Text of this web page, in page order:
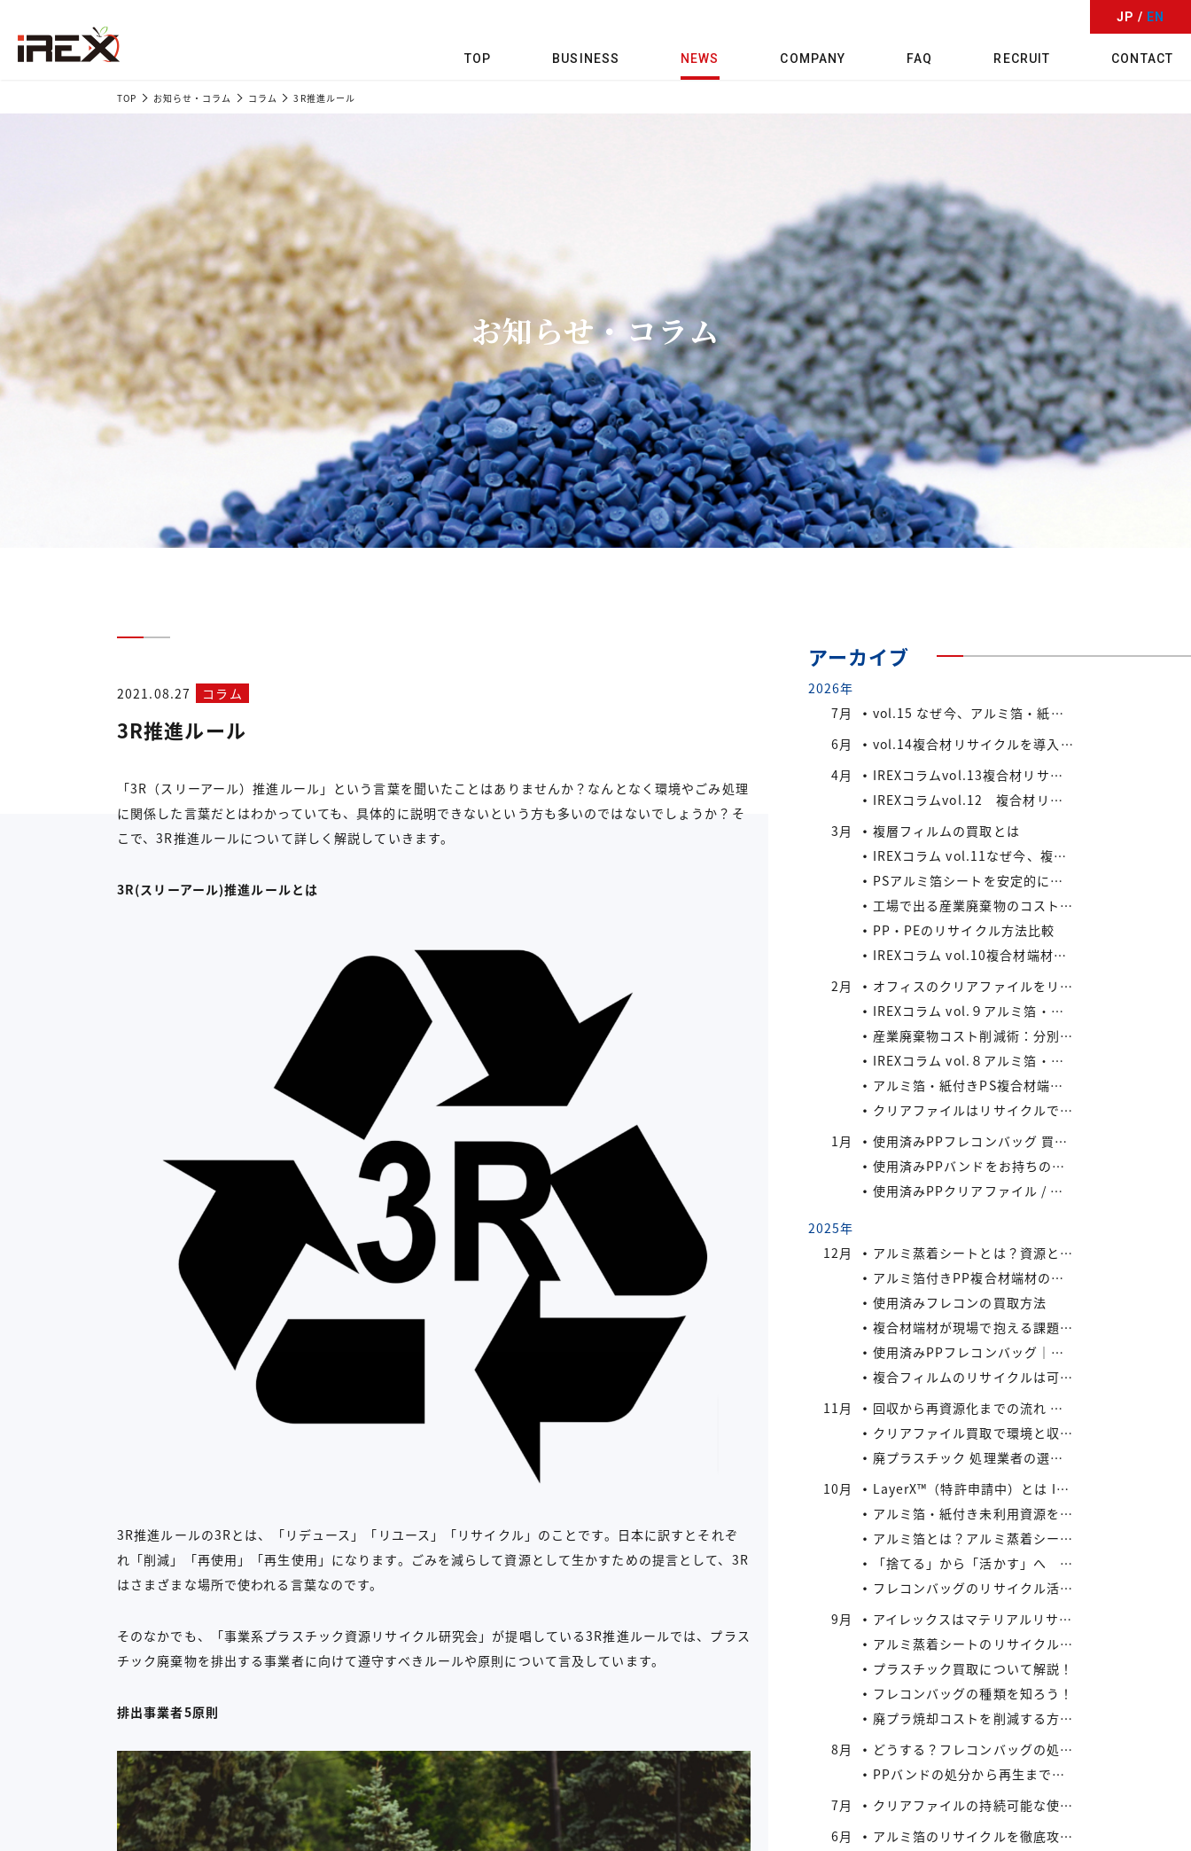
TOP BUSINESS NEWS COMPANY FAQ RECRUIT CONTACT
JP / EN
TOP お知らせ・コラム コラム 3R推進ルール
お知らせ・コラム
2021.08.27 コラム
3R推進ルール
「3R（スリーアール）推進ルール」という言葉を聞いたことはありませんか？なんとなく環境やごみ処理
に関係した言葉だとはわかっていても、具体的に説明できないという方も多いのではないでしょうか？そ
こで、3R推進ルールについて詳しく解説していきます。
3R(スリーアール)推進ルールとは
3R推進ルールの3Rとは、「リデュース」「リユース」「リサイクル」のことです。日本に訳すとそれぞ
れ「削減」「再使用」「再生使用」になります。ごみを減らして資源として生かすための提言として、3R
はさまざまな場所で使われる言葉なのです。
そのなかでも、「事業系プラスチック資源リサイクル研究会」が提唱している3R推進ルールでは、プラス
チック廃棄物を排出する事業者に向けて遵守すべきルールや原則について言及しています。
排出事業者5原則
アーカイブ
2026年
7月
vol.15 なぜ今、アルミ箔・紙付きPS/PP複合材端材が注目されているのか
6月
vol.14複合材リサイクルを導入する際の検討ポイント
4月
IREXコラムvol.13複合材リサイクルにおける課題と今後の展望
IREXコラムvol.12 複合材リサイクルの将来性と市場拡大の可能性
3月
複層フィルムの買取とは
IREXコラム vol.11なぜ今、複合材リサイクルが注目されているのか
PSアルミ箔シートを安定的に処理したい業者様、当社が買い取ります！
工場で出る産業廃棄物のコスト削減法
PP・PEのリサイクル方法比較
IREXコラム vol.10複合材端材の安定供給がメーカーにもたらすメリット
2月
オフィスのクリアファイルをリサイクルしよう：コストと環境負荷を同時に減らす方法
IREXコラム vol.９アルミ箔・紙付きPS/PP複合材端材の回収スキームと全国対応体制
産業廃棄物コスト削減術：分別・リサイクル・資源化の徹底活用
IREXコラム vol.８アルミ箔・紙付きPS/PP複合材端材をより高く評価するために現場でできること
アルミ箔・紙付きPS複合材端材の評価ポイントIREXコラム vol.7
クリアファイルはリサイクルできる？
1月
使用済みPPフレコンバッグ 買取の流れと注意点
使用済みPPバンドをお持ちの業者様へ｜リサイクル・買取対応中
使用済みPPクリアファイル / 印刷等のある使用済みPPクリアファイルの再資源化とリサイクル方法
2025年
12月
アルミ蒸着シートとは？資源として有効活用しよう
アルミ箔付きPP複合材端材の保管・回収における実務上のポイントIREXコラム vol.6
使用済みフレコンの買取方法
複合材端材が現場で抱える課題IREXコラム vol.5
使用済みPPフレコンバッグ｜再利用でコスト削減と環境負荷軽減を実現
複合フィルムのリサイクルは可能か？
11月
回収から再資源化までの流れ ― アイレックスの一貫処理体制 IREXコラム vol.4
クリアファイル買取で環境と収益を同時にサポート！
廃プラスチック 処理業者の選び方
10月
LayerX™（特許申請中）とは IREXコラム vol.3
アルミ箔・紙付き未利用資源をどう活かすか? IREXコラム vol.2
アルミ箔とは？アルミ蒸着シートとの違いとリサイクルの取り組み
「捨てる」から「活かす」へ IREXコラム vol.1
フレコンバッグのリサイクル活用術：廃棄コストを減らす具体策とは
9月
アイレックスはマテリアルリサイクルの新たなビジネスに着手
アルミ蒸着シートのリサイクル方法と流れ
プラスチック買取について解説！
フレコンバッグの種類を知ろう！
廃プラ焼却コストを削減する方法：リサイクルとの比較で見えてくる最適解
8月
どうする？フレコンバッグの処分 vol.2 – 買取がエコにつながる
PPバンドの処分から再生まで：企業が実践できるコスト効率の高い手法
7月
クリアファイルの持続可能な使い方とリサイクル
6月
アルミ箔のリサイクルを徹底攻略：複合材でも再資源化できる最新手法とアイレックス株式会社の取り組み